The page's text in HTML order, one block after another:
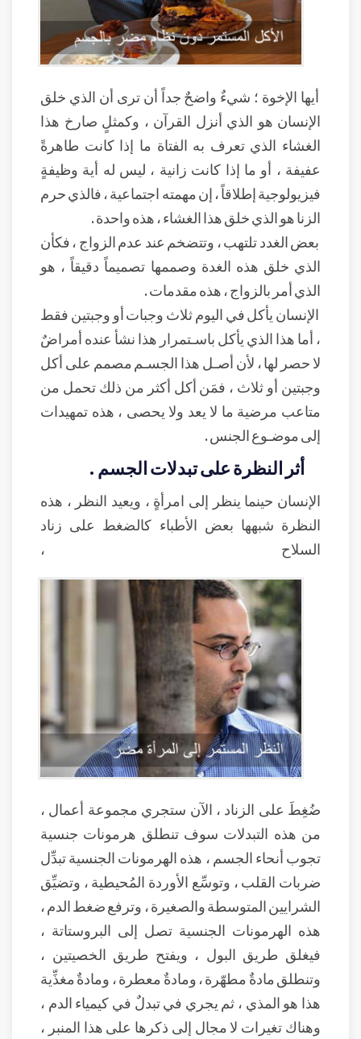
أيها الإخوة ؛ شيءٌ واضحٌ جداً أن ترى أن الذي خلق
الإنسان هو الذي أنزل القرآن ، وكمثلٍ صارخ هذا
الغشاء الذي تعرف به الفتاة ما إذا كانت طاهرةً
عفيفة ، أو ما إذا كانت زانية ، ليس له أية وظيفةٍ
فيزيولوجية إطلاقاً ، إن مهمته اجتماعية ، فالذي حرم
الزنا هو الذي خلق هذا الغشاء ، هذه واحدة .
بعض الغدد تلتهب ، وتتضخم عند عدم الزواج ، فكأن
الذي خلق هذه الغدة وصممها تصميماً دقيقاً ، هو
الذي أمر بالزواج ، هذه مقدمات .
الإنسان يأكل في اليوم ثلاث وجبات أو وجبتين فقط
، أما هذا الذي يأكل باسـتمرار هذا نشأ عنده أمراضٌ
لا حصر لها ، لأن أصـل هذا الجسـم مصمم على أكل
وجبتين أو ثلاث ، فمَن أكل أكثر من ذلك تحمل من
متاعب مرضية ما لا يعد ولا يحصى ، هذه تمهيدات
إلى موضـوع الجنس .
أثر النظرة على تبدلات الجسم .
الإنسان حينما ينظر إلى امرأةٍ ، ويعيد النظر ، هذه
النظرة شبهها بعض الأطباء كالضغط على زناد
السلاح ،
ضُغِطَ على الزناد ، الآن ستجري مجموعة أعمال ،
من هذه التبدلات سوف تنطلق هرمونات جنسية
تجوب أنحاء الجسم ، هذه الهرمونات الجنسية تبدِّل
ضربات القلب ، وتوسِّع الأوردة المُحيطية ، وتضيِّق
الشرايين المتوسطة والصغيرة ، وترفع ضغط الدم ،
هذه الهرمونات الجنسية تصل إلى البروستاتة ،
فيغلق طريق البول ، ويفتح طريق الخصيتين ،
وتنطلق مادةٌ مطهّرة ، ومادةٌ معطرة ، ومادةٌ مغذِّية
هذا هو المذي ، ثم يجري في تبدلٌ في كيمياء الدم ،
وهناك تغيرات لا مجال إلى ذكرها على هذا المنبر ،